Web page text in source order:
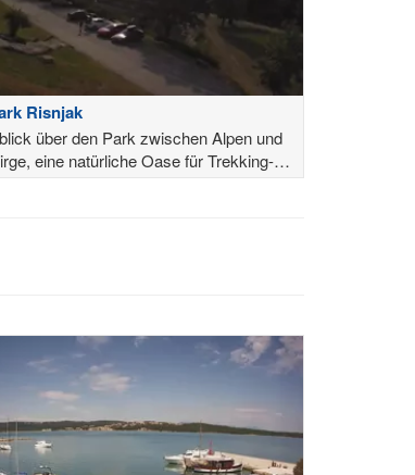
Risnjak
über den Park zwischen Alpen und
eine natürliche Oase für Trekking-
Liebhaber